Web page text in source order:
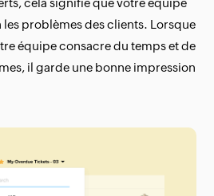
cela signifie que votre équipe
problèmes des clients. Lorsque
équipe consacre du temps et de
il garde une bonne impression